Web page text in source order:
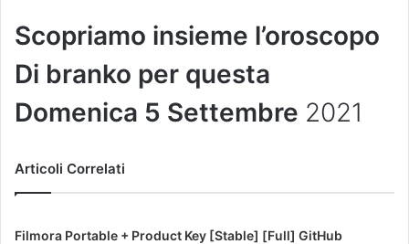
Scopriamo insieme l’oroscopo
Di branko per questa
Domenica 5 Settembre 2021
Articoli Correlati
Filmora Portable + Product Key [Stable] [Full] GitHub